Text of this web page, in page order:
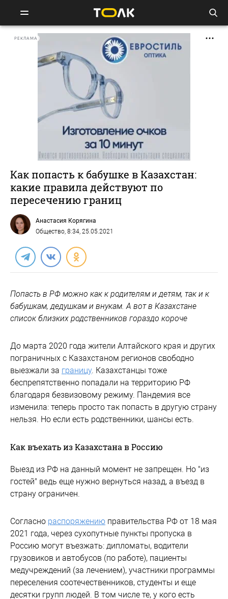
РЕКЛАМА
Как попасть к бабушке в Казахстан:
какие правила действуют по
пересечению границ
Анастасия Корягина
Общество, 8:34, 25.05.2021
Попасть в РФ можно как к родителям и детям, так и к
бабушкам, дедушкам и внукам. А вот в Казахстане
список близких родственников гораздо короче
До марта 2020 года жители Алтайского края и других
пограничных с Казахстаном регионов свободно
выезжали за границу. Казахстанцы тоже
беспрепятственно попадали на территорию РФ
благодаря безвизовому режиму. Пандемия все
изменила: теперь просто так попасть в другую страну
нельзя. Но если есть родственники, шансы есть.
Как въехать из Казахстана в Россию
Выезд из РФ на данный момент не запрещен. Но "из
гостей" ведь еще нужно вернуться назад, а въезд в
страну ограничен.
Согласно распоряжению правительства РФ от 18 мая
2021 года, через сухопутные пункты пропуска в
Россию могут въезжать: дипломаты, водители
грузовиков и автобусов (по работе), пациенты
медучреждений (за лечением), участники программы
переселения соотечественников, студенты и еще
десятки групп людей. В том числе те, у кого есть